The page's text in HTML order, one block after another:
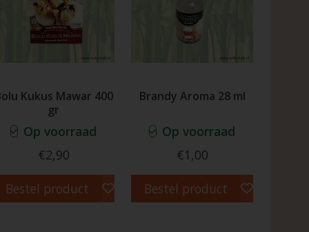
Kukus Mawar 400
gr
Op voorraad
€2,90
Bestel product
Brandy Aroma 28 ml
Op voorraad
€1,00
Bestel product